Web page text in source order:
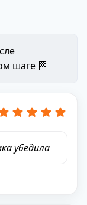
шаге 🏁
убедила